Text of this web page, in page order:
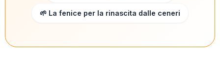
🌱 La fenice per la rinascita dalle ceneri